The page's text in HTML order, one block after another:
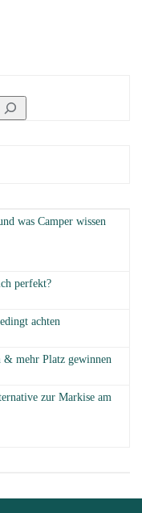
was Camper wissen
perfekt?
achten
& mehr Platz gewinnen
zur Markise am